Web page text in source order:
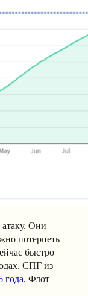
Они
потерпеть
быстро
СПГ из
года. Флот